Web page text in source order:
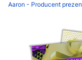
Aaron - Producent